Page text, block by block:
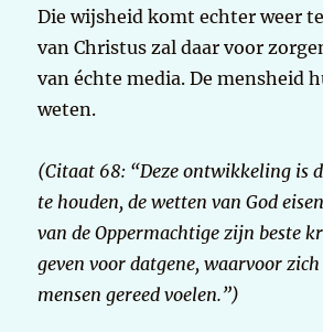
Die wijsheid komt echter weer
van Christus zal daar voor
van échte media. De mensheid
weten.
(Citaat 68: “Deze ontwikkeling is
te houden, de wetten van God
van de Oppermachtige zijn beste
geven voor datgene, waarvoor
mensen gereed voelen.”)